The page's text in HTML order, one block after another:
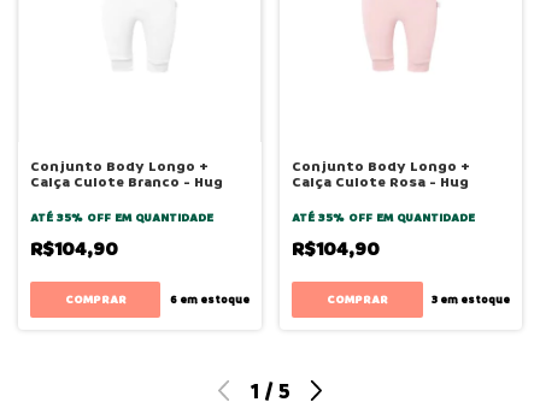
Conjunto Body Longo +
Calça Culote Branco - Hug
ATÉ 35% OFF EM QUANTIDADE
R$104,90
COMPRAR 6em estoque
Conjunto Body Longo +
Calça Culote Rosa - Hug
ATÉ 35% OFF EM QUANTIDADE
R$104,90
COMPRAR 3 em estoque
1 / 5